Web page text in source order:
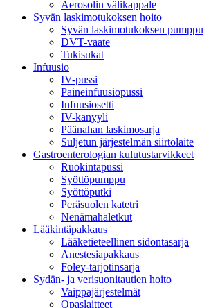
Aerosolin välikappale
Syvän laskimotukoksen hoito
Syvän laskimotukoksen pumppu
DVT-vaate
Tukisukat
Infuusio
IV-pussi
Paineinfuusiopussi
Infuusiosetti
IV-kanyyli
Päänahan laskimosarja
Suljetun järjestelmän siirtolaite
Gastroenterologian kulutustarvikkeet
Ruokintapussi
Syöttöpumppu
Syöttöputki
Peräsuolen katetri
Nenämahaletkut
Lääkintäpakkaus
Lääketieteellinen sidontasarja
Anestesiapakkaus
Foley-tarjotinsarja
Sydän- ja verisuonitautien hoito
Vaippajärjestelmät
Opaslaitteet